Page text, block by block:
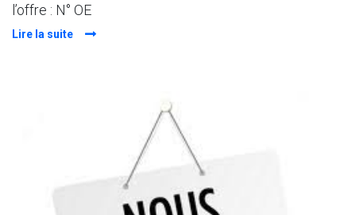
l’offre : N° OE
Lire la suite